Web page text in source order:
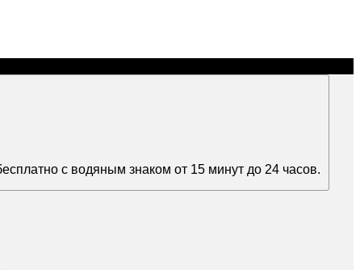
с водяным знаком от 15 минут до 24 часов.